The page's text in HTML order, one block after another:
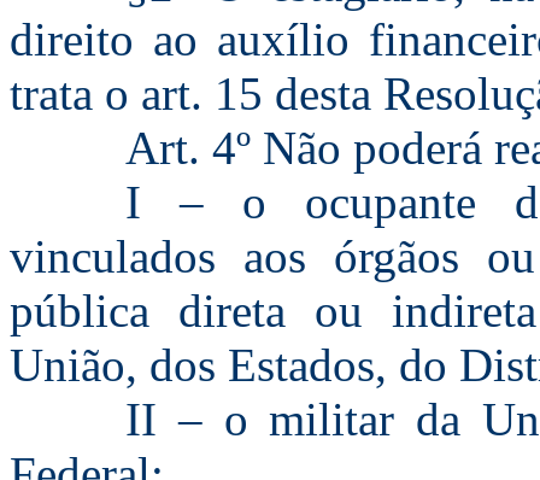
direito ao auxílio
trata o art. 15 desta
Art. 4º Não poderá
I – o ocupante
vinculados aos órgãos
pública direta ou
União, dos Estados, do
II – o militar da